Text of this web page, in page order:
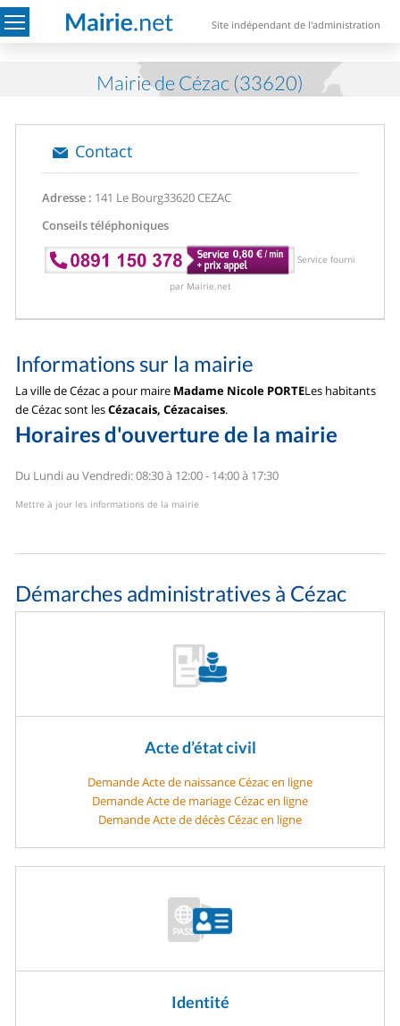
Site indépendant de l'administration
Mairie de Cézac (33620)
Contact
Adresse : 141 Le Bourg33620 CEZAC
Conseils téléphoniques
Service fourni
par Mairie.net
Informations sur la mairie
La ville de Cézac a pour maire Madame Nicole PORTELes habitants
de Cézac sont lesCézacais, Cézacaises.
Horaires d'ouverture de la mairie
Du Lundi au Vendredi: 08:30 à 12:00 - 14:00 à 17:30
Mettre à jour les informations de la mairie
Démarches administratives à Cézac
Acte d’état civil
Demande Acte de naissance Cézac en ligne
Demande Acte de mariage Cézac en ligne
Demande Acte de décès Cézac en ligne
Identité